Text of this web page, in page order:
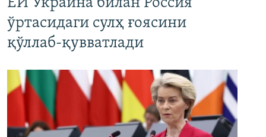
ЕИ Украина билан Россия
ўртасидаги сулҳ ғоясини
қўллаб-қувватлади